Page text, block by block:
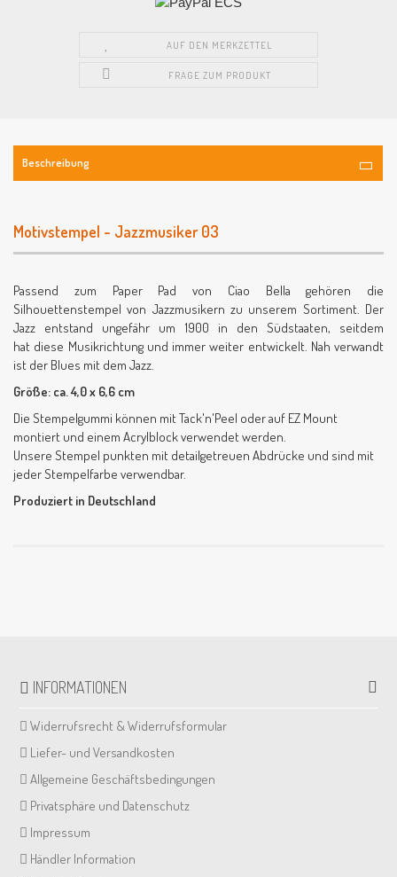
AUF DEN MERKZETTEL
FRAGE ZUM PRODUKT
Beschreibung
Motivstempel - Jazzmusiker 03
Passend zum Paper Pad von Ciao Bella gehören die
Silhouettenstempel von Jazzmusikern zu unserem Sortiment. Der
Jazz entstand ungefähr um 1900 in den Südstaaten, seitdem
hat diese Musikrichtung und immer weiter entwickelt. Nah verwandt
ist der Blues mit dem Jazz.
Größe: ca. 4,0 x 6,6 cm
Die Stempelgummi können mit Tack'n'Peel oder auf EZ Mount
montiert und einem Acrylblock verwendet werden.
Unsere Stempel punkten mit detailgetreuen Abdrücke und sind mit
jeder Stempelfarbe verwendbar.
Produziert in Deutschland
INFORMATIONEN
Widerrufsrecht & Widerrufsformular
Liefer- und Versandkosten
Allgemeine Geschäftsbedingungen
Privatsphäre und Datenschutz
Impressum
Händler Information